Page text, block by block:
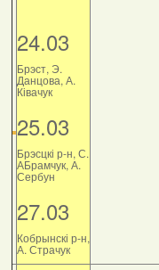
24.03
Брэст, Э.
Данцова, А.
Ківачук
25.03
Брэсцкі р-н, С.
АБрамчук, А.
Сербун
27.03
Кобрынскі р-н,
А. Страчук